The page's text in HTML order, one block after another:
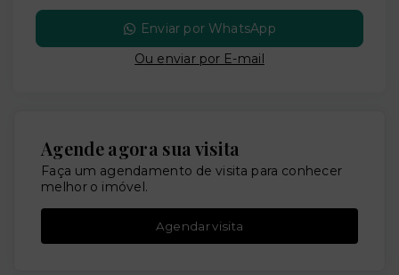
Enviar por WhatsApp
Ou enviar por E-mail
Agende agora sua visita
Faça um agendamento de visita para conhecer
melhor o imóvel.
Agendar visita